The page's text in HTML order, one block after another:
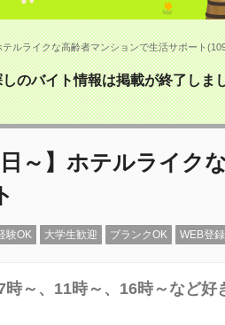
ルライクな高齢者マンションで生活サポート
のバイト情報は掲載が終了しま
～】ホテルライク
験OK 大学生歓迎 ブランクOK WEB登
時～、11時～、16時～など